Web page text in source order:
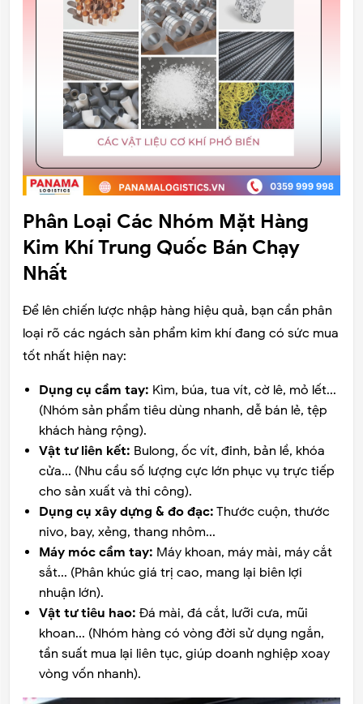
Phân Loại Các Nhóm Mặt Hàng
Kim Khí Trung Quốc Bán Chạy
Nhất
Để lên chiến lược nhập hàng hiệu quả, bạn cần phân
loại rõ các ngách sản phẩm kim khí đang có sức mua
tốt nhất hiện nay:
Dụng cụ cầm tay: Kìm, búa, tua vít, cờ lê, mỏ lết...
(Nhóm sản phẩm tiêu dùng nhanh, dễ bán lẻ, tệp
khách hàng rộng).
Vật tư liên kết: Bulong, ốc vít, đinh, bản lề, khóa
cửa... (Nhu cầu số lượng cực lớn phục vụ trực tiếp
cho sản xuất và thi công).
Dụng cụ xây dựng & đo đạc: Thước cuộn, thước
nivo, bay, xẻng, thang nhôm...
Máy móc cầm tay: Máy khoan, máy mài, máy cắt
sắt... (Phân khúc giá trị cao, mang lại biên lợi
nhuận lớn).
Vật tư tiêu hao: Đá mài, đá cắt, lưỡi cưa, mũi
khoan... (Nhóm hàng có vòng đời sử dụng ngắn,
tần suất mua lại liên tục, giúp doanh nghiệp xoay
vòng vốn nhanh).